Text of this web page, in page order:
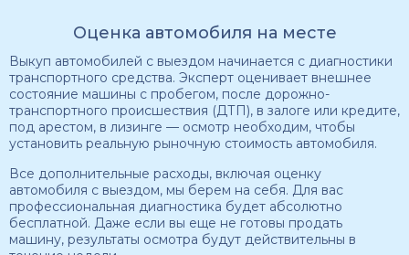
Оценка автомобиля на месте
Выкуп автомобилей с выездом начинается с диагностики
транспортного средства. Эксперт оценивает внешнее
состояние машины с пробегом, после дорожно-
транспортного происшествия (ДТП), в залоге или кредите,
под арестом, в лизинге — осмотр необходим, чтобы
установить реальную рыночную стоимость автомобиля.
Все дополнительные расходы, включая оценку
автомобиля с выездом, мы берем на себя. Для вас
профессиональная диагностика будет абсолютно
бесплатной. Даже если вы еще не готовы продать
машину, результаты осмотра будут действительны в